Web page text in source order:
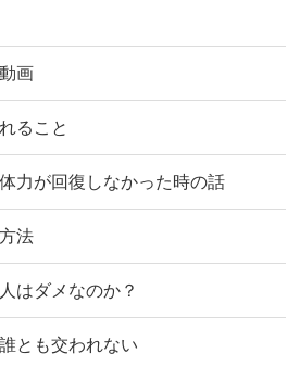
画
ること
力が回復しなかった時の話
法
はダメなのか？
とも交われない